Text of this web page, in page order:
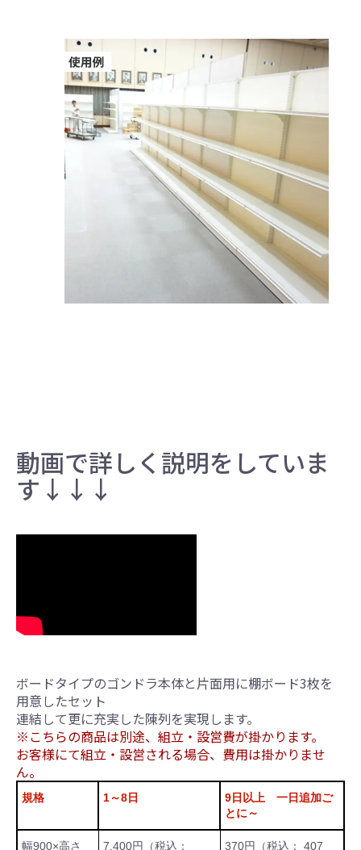
動画で詳しく説明をしていま
す↓↓↓
ボードタイプのゴンドラ本体と片面用に棚ボード3枚を
用意したセット
連結して更に充実した陳列を実現します。
※こちらの商品は別途、組立・設営費が掛かります。
お客様にて組立・設営される場合、費用は掛かりませ
ん。
規格 1～8日
9日以上 一日追加ご
とに～
幅900×高さ 7,400円（税込： 370円（税込： 407